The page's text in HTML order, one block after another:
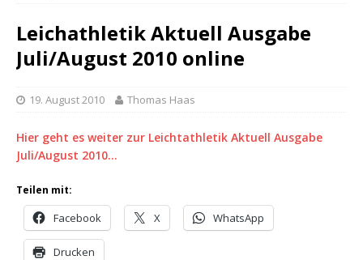
Leichathletik Aktuell Ausgabe
Juli/August 2010 online
19. August 2010 Thomas Haas
Hier geht es weiter zur Leichtathletik Aktuell Ausgabe
Juli/August 2010…
Teilen mit:
Facebook X WhatsApp
Drucken